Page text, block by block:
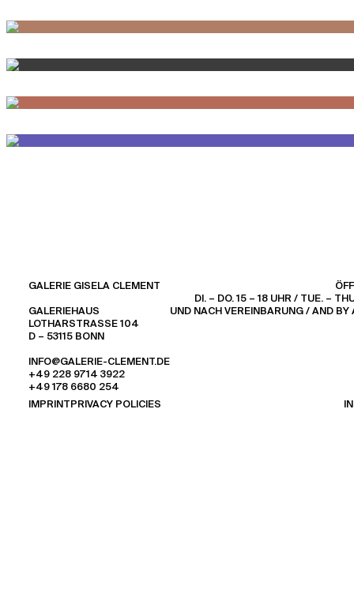
GALERIE GISELA CLEMENT
GALERIEHAUS
LOTHARSTRASSE 104
D – 53115 BONN
INFO@GALERIE-CLEMENT.DE
+49 228 9714 3922
+49 178 6680 254
DI. – DO. 15 – 18 UHR / TUE. –
UND NACH VEREINBARUNG / AND
IMPRINTPRIVACY POLICIES